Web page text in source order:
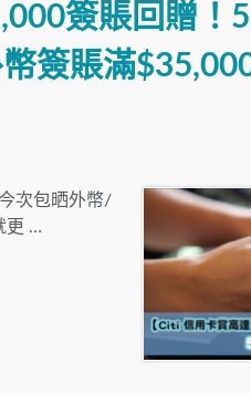
簽賬回贈！
簽賬滿
次包晒外幣/
更 …